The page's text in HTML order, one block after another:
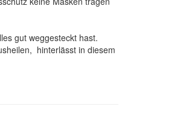
gut weggesteckt hast.
hinterlässt in diesem